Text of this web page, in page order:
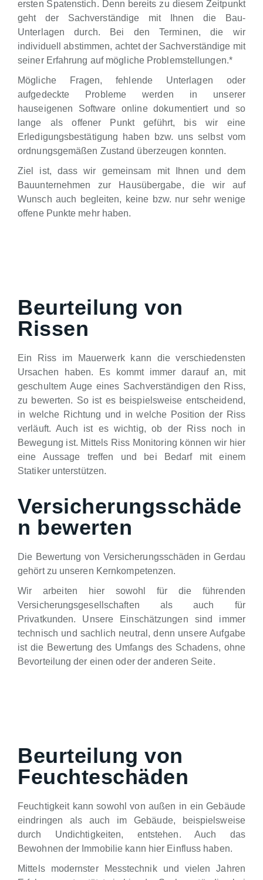
ersten Spatenstich. Denn bereits zu diesem Zeitpunkt
geht der Sachverständige mit Ihnen die Bau-
Unterlagen durch. Bei den Terminen, die wir
individuell abstimmen, achtet der Sachverständige mit
seiner Erfahrung auf mögliche Problemstellungen.*
Mögliche Fragen, fehlende Unterlagen oder
aufgedeckte Probleme werden in unserer
hauseigenen Software online dokumentiert und so
lange als offener Punkt geführt, bis wir eine
Erledigungsbestätigung haben bzw. uns selbst vom
ordnungsgemäßen Zustand überzeugen konnten.
Ziel ist, dass wir gemeinsam mit Ihnen und dem
Bauunternehmen zur Hausübergabe, die wir auf
Wunsch auch begleiten, keine bzw. nur sehr wenige
offene Punkte mehr haben.
Beurteilung von
Rissen
Ein Riss im Mauerwerk kann die verschiedensten
Ursachen haben. Es kommt immer darauf an, mit
geschultem Auge eines Sachverständigen den Riss,
zu bewerten. So ist es beispielsweise entscheidend,
in welche Richtung und in welche Position der Riss
verläuft. Auch ist es wichtig, ob der Riss noch in
Bewegung ist. Mittels Riss Monitoring können wir hier
eine Aussage treffen und bei Bedarf mit einem
Statiker unterstützen.
Versicherungsschäde
n bewerten
Die Bewertung von Versicherungsschäden in Gerdau
gehört zu unseren Kernkompetenzen.
Wir arbeiten hier sowohl für die führenden
Versicherungsgesellschaften als auch für
Privatkunden. Unsere Einschätzungen sind immer
technisch und sachlich neutral, denn unsere Aufgabe
ist die Bewertung des Umfangs des Schadens, ohne
Bevorteilung der einen oder der anderen Seite.
Beurteilung von
Feuchteschäden
Feuchtigkeit kann sowohl von außen in ein Gebäude
eindringen als auch im Gebäude, beispielsweise
durch Undichtigkeiten, entstehen. Auch das
Bewohnen der Immobilie kann hier Einfluss haben.
Mittels modernster Messtechnik und vielen Jahren